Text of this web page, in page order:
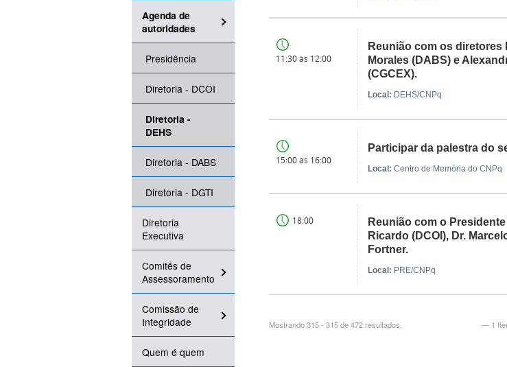
Agenda de
autoridades
Presidência
Diretoria - DCOI
Diretoria -
DEHS
Diretoria - DABS
Diretoria - DGTI
Diretoria
Executiva
Comitês de
Assessoramento
Comissão de
Integridade
Quem é quem
11:30 às 12:00
Reunião com os diretores
Morales (DABS) e
(CGCEX).
Local: DEHS/CNPq
15:00 às 16:00
Participar da palestra do
Local:Centro de Memória do CNPq
18:00
Reunião com o
Ricardo (DCOI), Dr.
Fortner.
Local: PRE/CNPq
— 1
Mostrando 315 - 315 de 472 resultados.